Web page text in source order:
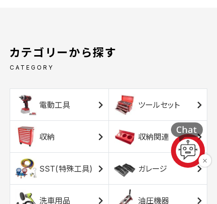
カテゴリーから探す
CATEGORY
電動工具 ツールセット
収納 収納関連
SST(特殊工具) ガレージ
洗車用品 油圧機器